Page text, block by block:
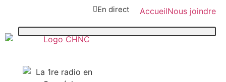
En direct AccueilNous joindre